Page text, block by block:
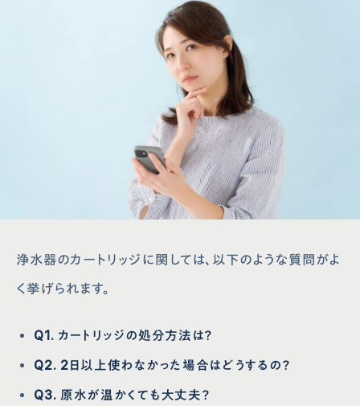
浄水器のカートリッジに関しては、以下のような質問がよ
く挙げられます。
Q1. カートリッジの処分方法は？
Q2. 2日以上使わなかった場合はどうするの？
Q3. 原水が温かくても大丈夫？